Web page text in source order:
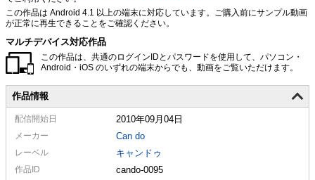
この作品は Android 4.1 以上の端末に対応しています。ご購入前にサンプル動画
が正常に再生できることをご確認ください。
マルチデバイス対応作品
この作品は、共通のログインIDとパスワードを使用して、パソコン・
Android・iOS のいずれの端末からでも、動画をご覧いただけます。
作品情報
配信開始日 2010年09月04日
メーカー Can do
レーベル キャンドゥ
作品ID cando-0095